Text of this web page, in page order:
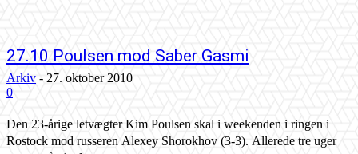
27.10 Poulsen mod Saber Gasmi
Arkiv - 27. oktober 2010
0
Den 23-årige letvægter Kim Poulsen skal i weekenden i ringen i
Rostock mod russeren Alexey Shorokhov (3-3). Allerede tre uger